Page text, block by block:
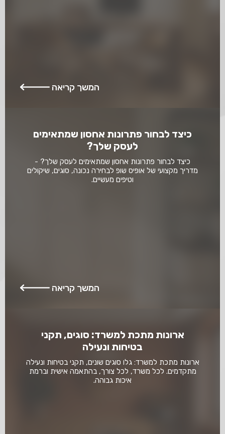
המשך קריאה
כיצד לבחור פתרונות אחסון שמתאימים
לעסק שלך?
כיצד לבחור פתרונות אחסון שמתאימים לעסק שלך? -
מדריך מקצועי של אופיס שופ לבחירה נכונה, סוגים, שיקולים
וטיפים מעשיים.
המשך קריאה
ארונות מתכת למשרד: סוגים, תקני
בטיחות ונעילה
ארונות מתכת למשרד: גלו סוגים שונים, תקני בטיחות ונעילה
מתקדמים. לכל משרד, לכל צורך, בהתאמה אישית וברמת
איכות גבוהה.